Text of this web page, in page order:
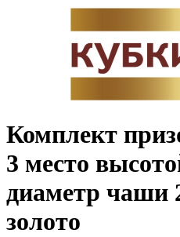
Комплект
3 место
диаметр чаши
золото